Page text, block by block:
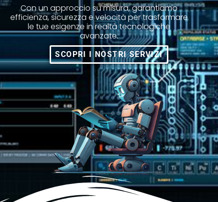
Con un approccio su misura, garantiamo
efficienza, sicurezza e velocità per trasformare
le tue esigenze in realtà tecnologiche
avanzate.
SCOPRI I NOSTRI SERVIZI